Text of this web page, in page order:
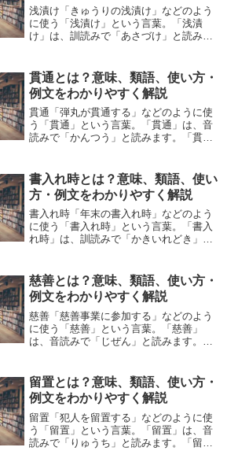
浅漬け「きゅうりの浅漬け」などのよう
に使う「浅漬け」という言葉。「浅漬
け」は、訓読みで「あさづけ」と読みま
け」の意味や使い方や類語について、小
説などの用例を紹介して、わか...
貫通とは？意味、類語、使い方・
例文をわかりやすく解説
貫通「弾丸が貫通する」などのように使
う「貫通」という言葉。「貫通」は、音
読みで「かんつう」と読みます。「貫
い方について、小説などの用例を紹介し
て、わかりやすく解説してい...
書入れ時とは？意味、類語、使い
方・例文をわかりやすく解説
書入れ時「年末の書入れ時」などのよう
に使う「書入れ時」という言葉。「書入
れ時」は、訓読みで「かきいれどき」と
「書入れ時」の意味や使い方や類語につ
いて、小説などの用例を紹...
慈善とは？意味、類語、使い方・
例文をわかりやすく解説
慈善「慈善事業に参加する」などのよう
に使う「慈善」という言葉。「慈善」
は、音読みで「じぜん」と読みます。
や使い方や類語について、小説などの用
例を紹介して、わかりやすく解...
留置とは？意味、類語、使い方・
例文をわかりやすく解説
留置「犯人を留置する」などのように使
う「留置」という言葉。「留置」は、音
読みで「りゅうち」と読みます。「留